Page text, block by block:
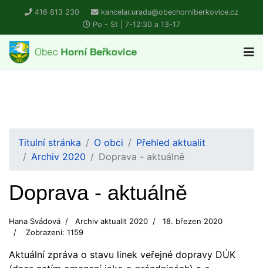
416 813 230
kancelar.uradu@obechorniberkovice.cz
Po - St | 7-12:30 a 13-17
Titulní stránka O obci
Přehled aktualit
Archiv 2020
Doprava - aktuálně
Doprava - aktuálně
Hana Svádová Archiv aktualit 2020
18. březen 2020
Zobrazení: 1159
Aktuální zpráva o stavu linek veřejné dopravy DÚK